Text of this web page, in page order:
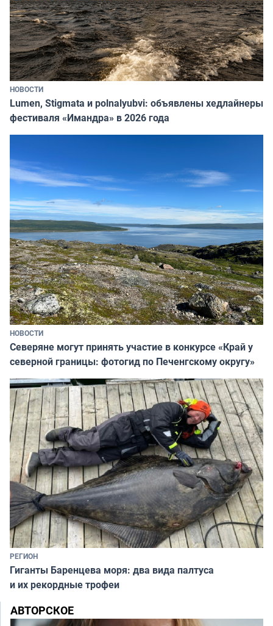
НОВОСТИ
Lumen, Stigmata и polnalyubvi: объявлены хедлайнеры
фестиваля «Имандра» в 2026 года
НОВОСТИ
Северяне могут принять участие в конкурсе «Край у
северной границы: фотогид по Печенгскому округу»
РЕГИОН
Гиганты Баренцева моря: два вида палтуса
и их рекордные трофеи
АВТОРСКОЕ